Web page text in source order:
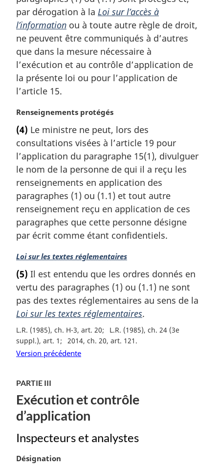
r
g
i
n
a
l
e
:
par dérogation à la Loi sur l’accès à
l’information ou à toute autre règle de droit,
ne peuvent être communiqués à d’autres
que dans la mesure nécessaire à
l’exécution et au contrôle d’application de
la présente loi ou pour l’application de
l’article 15.
N
t
e
m
a
g
i
n
a
l
e
:
Renseignements protégés
(4) Le ministre ne peut, lors des
consultations visées à l’article 19 pour
l’application du paragraphe 15(1), divulguer
le nom de la personne de qui il a reçu les
renseignements en application des
paragraphes (1) ou (1.1) et tout autre
renseignement reçu en application de ces
paragraphes que cette personne désigne
par écrit comme étant confidentiels.
N
t
e
m
a
r
g
i
n
e
:
Loi sur les textes réglementaires
(5) Il est entendu que les ordres donnés en
vertu des paragraphes (1) ou (1.1) ne sont
pas des textes réglementaires au sens de la
Loi sur les textes réglementaires.
L.R. (1985), ch. H-3, art. 20
L.R. (1985), ch. 24 (3e
suppl.), art. 1
2014, ch. 20, art. 121
Version précédente
PARTIE III
Exécution et contrôle
d’application
Inspecteurs et analystes
N
Désignation